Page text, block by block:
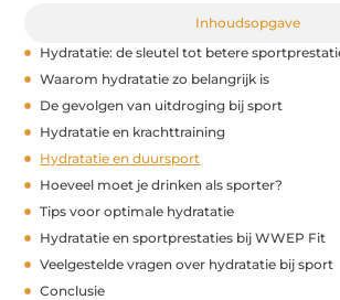
Inhoudsopgave
Hydratatie: de sleutel tot betere
Waarom hydratatie zo belangrijk is
De gevolgen van uitdroging bij sport
Hydratatie en krachttraining
Hydratatie en duursport
Hoeveel moet je drinken als sporter?
Tips voor optimale hydratatie
Hydratatie en sportprestaties bij WWEP Fit
Veelgestelde vragen over hydratatie bij sport
Conclusie